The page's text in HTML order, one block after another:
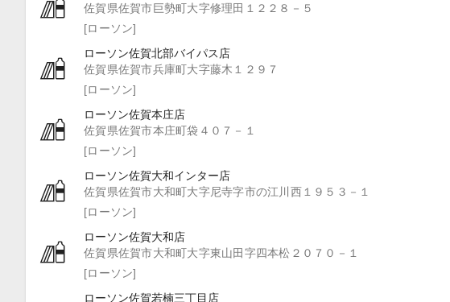
佐賀県佐賀市巨勢町大字修理田１２２８－５
[ローソン]
ローソン佐賀北部バイパス店
佐賀県佐賀市兵庫町大字藤木１２９７
[ローソン]
ローソン佐賀本庄店
佐賀県佐賀市本庄町袋４０７－１
[ローソン]
ローソン佐賀大和インター店
佐賀県佐賀市大和町大字尼寺字市の江川西１９５３－１
[ローソン]
ローソン佐賀大和店
佐賀県佐賀市大和町大字東山田字四本松２０７０－１
[ローソン]
ローソン佐賀若楠三丁目店